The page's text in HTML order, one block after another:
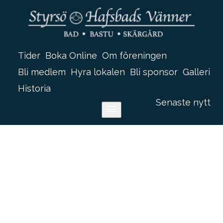
Tider Boka Online Om föreningen
Bli medlem Hyra lokalen Bli sponsor Galleri
Historia
Senaste nytt